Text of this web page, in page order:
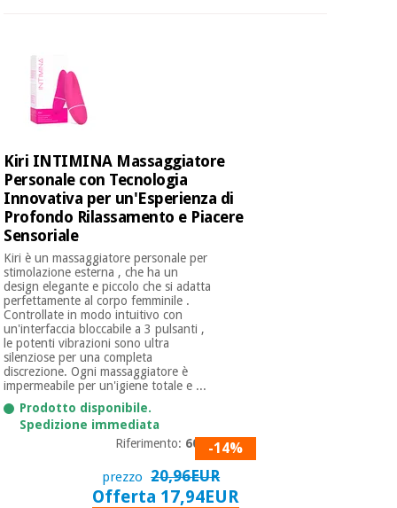
Kiri INTIMINA Massaggiatore
Personale con Tecnologia
Innovativa per un'Esperienza di
Profondo Rilassamento e Piacere
Sensoriale
Kiri è un massaggiatore personale per
stimolazione esterna , che ha un
design elegante e piccolo che si adatta
perfettamente al corpo femminile .
Controllate in modo intuitivo con
un'interfaccia bloccabile a 3 pulsanti ,
le potenti vibrazioni sono ultra
silenziose per una completa
discrezione. Ogni massaggiatore è
impermeabile per un'igiene totale e ...
Prodotto disponibile.
Spedizione immediata
Riferimento: 6000-14%
prezzo 20,96EUR
Offerta 17,94EUR